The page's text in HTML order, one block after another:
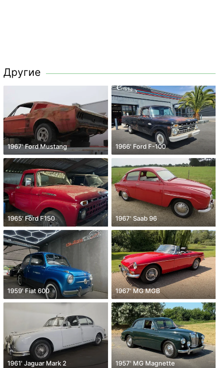
Другие
1967' Ford Mustang 1966' Ford F-100
1965' Ford F150 1967' Saab 96
1959' Fiat 600 1967' MG MGB
1961' Jaguar Mark 2 1957' MG Magnette